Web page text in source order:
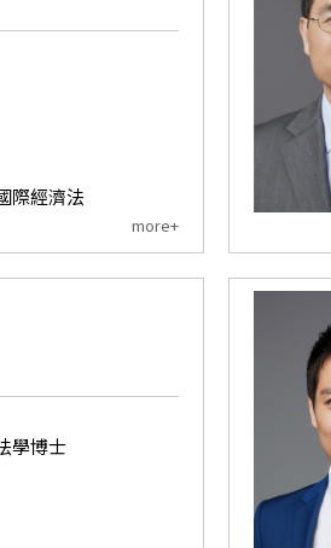
際經濟法
more+
學博士